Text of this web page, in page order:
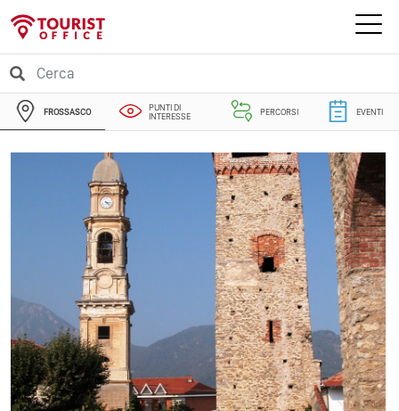
FROSSASCO
PUNTI DI
INTERESSE
PERCORSI EVENTI